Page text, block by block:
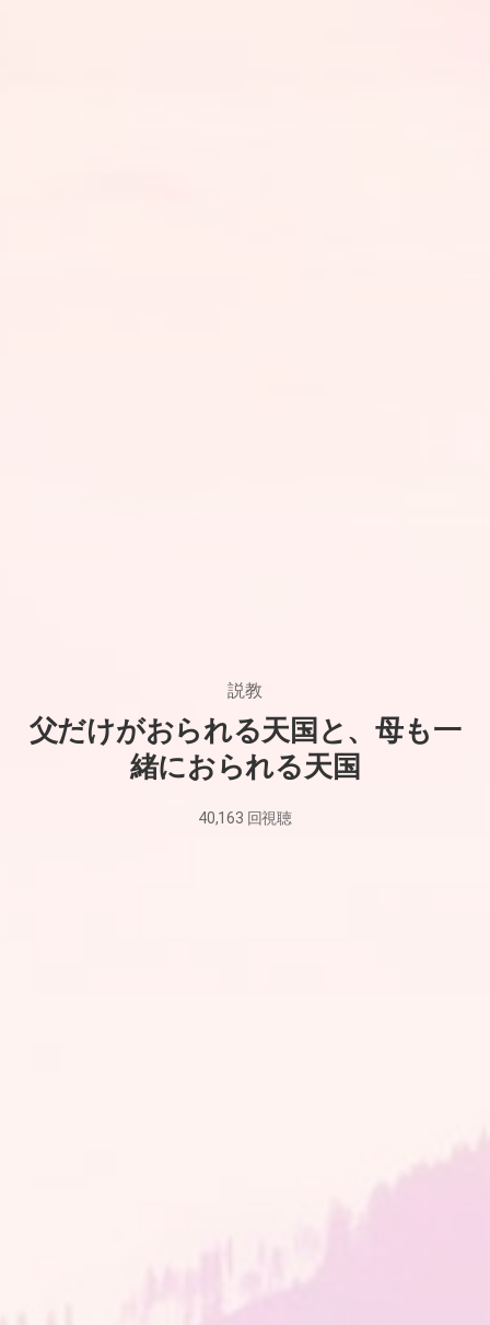
説教
父だけがおられる天国と、母も一
緒におられる天国
2025
40,163 回視聴